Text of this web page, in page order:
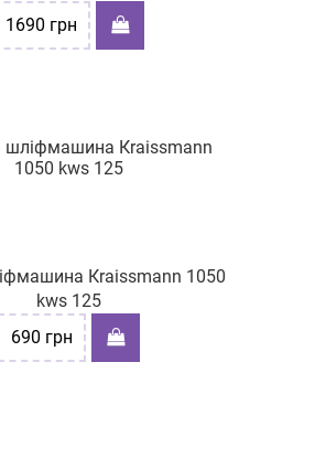
1690 грн
Кraissmann 1050
kws 125
690 грн